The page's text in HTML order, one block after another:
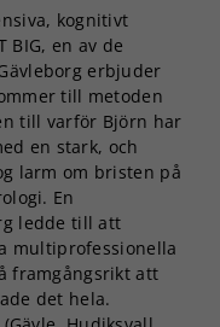
kognitivt
BIG, en av de
erbjuder
till metoden
till varför Björn har
en stark, och
larm om bristen på
En
ledde till att
multiprofessionella
framgångsrikt att
det hela.